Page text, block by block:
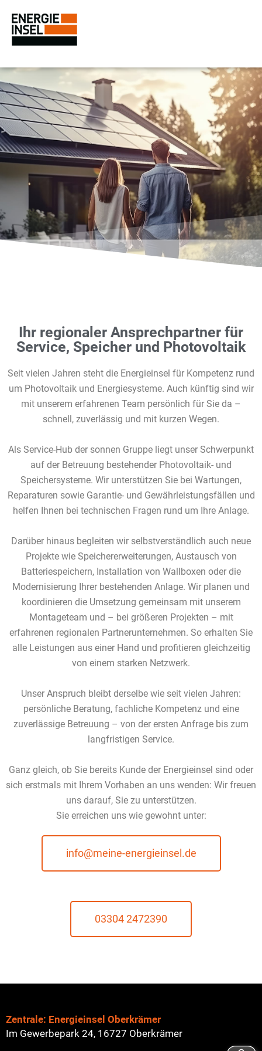
Ihr regionaler Ansprechpartner für
Service, Speicher und Photovoltaik
Seit vielen Jahren steht die Energieinsel für Kompetenz rund
um Photovoltaik und Energiesysteme. Auch künftig sind wir
mit unserem erfahrenen Team persönlich für Sie da –
schnell, zuverlässig und mit kurzen Wegen.
Als Service-Hub der sonnen Gruppe liegt unser Schwerpunkt
auf der Betreuung bestehender Photovoltaik- und
Speichersysteme. Wir unterstützen Sie bei Wartungen,
Reparaturen sowie Garantie- und Gewährleistungsfällen und
helfen Ihnen bei technischen Fragen rund um Ihre Anlage.
Darüber hinaus begleiten wir selbstverständlich auch neue
Projekte wie Speichererweiterungen, Austausch von
Batteriespeichern, Installation von Wallboxen oder die
Modernisierung Ihrer bestehenden Anlage. Wir planen und
koordinieren die Umsetzung gemeinsam mit unserem
Montageteam und – bei größeren Projekten – mit
erfahrenen regionalen Partnerunternehmen. So erhalten Sie
alle Leistungen aus einer Hand und profitieren gleichzeitig
von einem starken Netzwerk.
Unser Anspruch bleibt derselbe wie seit vielen Jahren:
persönliche Beratung, fachliche Kompetenz und eine
zuverlässige Betreuung – von der ersten Anfrage bis zum
langfristigen Service.
Ganz gleich, ob Sie bereits Kunde der Energieinsel sind oder
sich erstmals mit Ihrem Vorhaben an uns wenden: Wir freuen
uns darauf, Sie zu unterstützen.
Sie erreichen uns wie gewohnt unter:
info@meine-energieinsel.de
03304 2472390
Zentrale: Energieinsel Oberkrämer
Im Gewerbepark 24, 16727 Oberkrämer